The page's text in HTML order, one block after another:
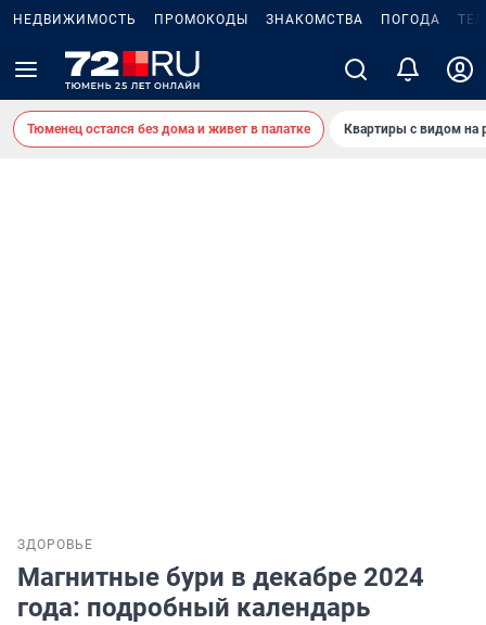
НЕДВИЖИМОСТЬ ПРОМОКОДЫ ЗНАКОМСТВА ПОГОДА
Тюменец остался без дома и живет в палатке Квартиры с видом на
ЗДОРОВЬЕ
Магнитные бури в декабре 2024
года: подробный календарь